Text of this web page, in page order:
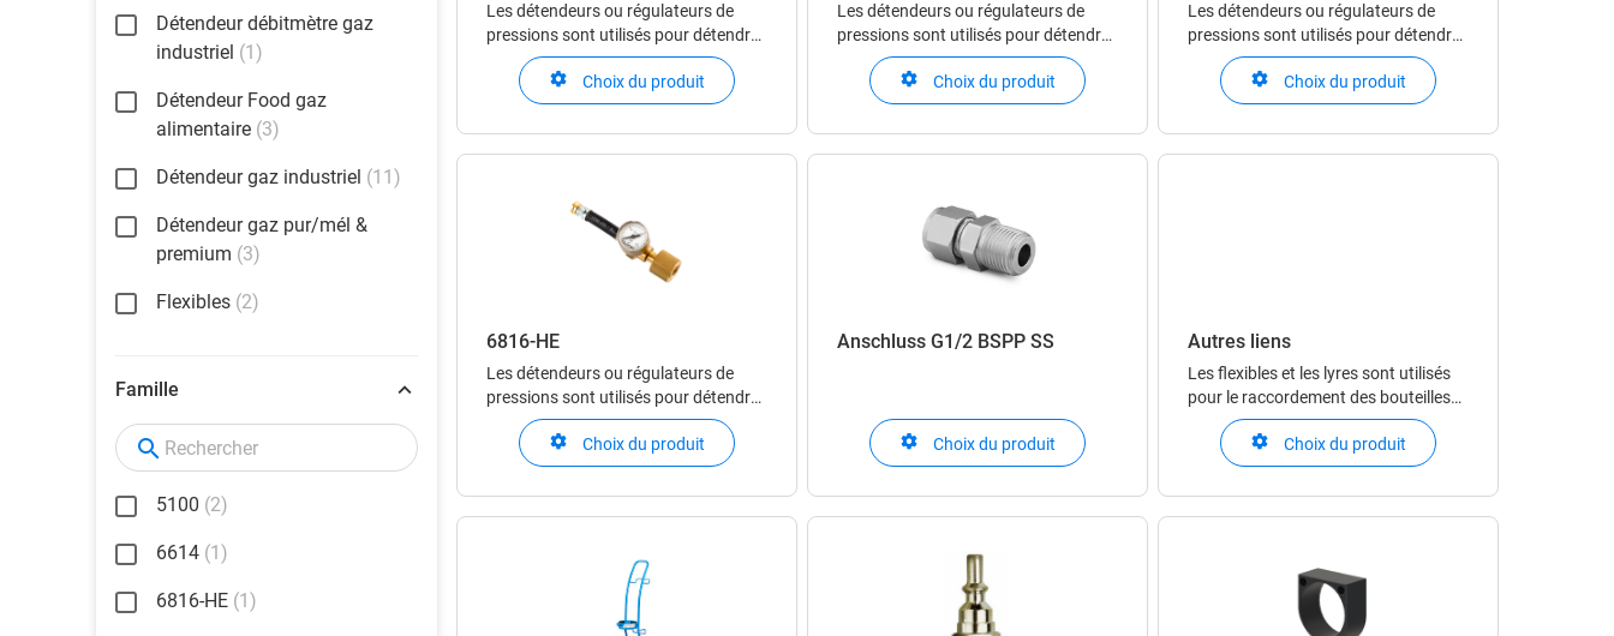
Détendeur débitmètre gaz
industriel (1)
Détendeur Food gaz
alimentaire (3)
Détendeur gaz industriel (11)
Détendeur gaz pur/mél &
premium (3)
Flexibles (2)
Famille
5100 (2)
6614 (1)
6816-HE (1)
Les détendeurs ou régulateurs de
pressions sont utilisés pour détendre
un gaz comprimé ou un gaz liquéfié
en phase gazeuse. Ils permettent
d’ajuster précisément et de maintenir
stable la pression du gaz en aval du
détendeur.
Choix du produit
Les détendeurs ou régulateurs de
pressions sont utilisés pour détendre
un gaz comprimé ou un gaz liquéfié
en phase gazeuse. Ils permettent
d’ajuster précisément et de maintenir
stable la pression du gaz en aval du
détendeur.
Choix du produit
Les détendeurs ou régulateurs de
pressions sont utilisés pour détendre
un gaz comprimé ou un gaz liquéfié
en phase gazeuse. Ils permettent
d’ajuster précisément et de maintenir
stable la pression du gaz en aval du
détendeur.
Choix du produit
6816-HE
Les détendeurs ou régulateurs de
pressions sont utilisés pour détendre
un gaz comprimé ou un gaz liquéfié
en phase gazeuse. Ils permettent
d’ajuster précisément et de maintenir
stable la pression du gaz en aval du
détendeur.
Choix du produit
Anschluss G1/2 BSPP SS
Choix du produit
Autres liens
Les flexibles et les lyres sont utilisés
pour le raccordement des bouteilles
ou des cadres aux centrales et
modules. Les lyres sont obligatoires
en cas d’utilisation de gaz corrosifs.
Les raccords sont utilisés pour
assurer le raccordement entre les diff
Choix du produit